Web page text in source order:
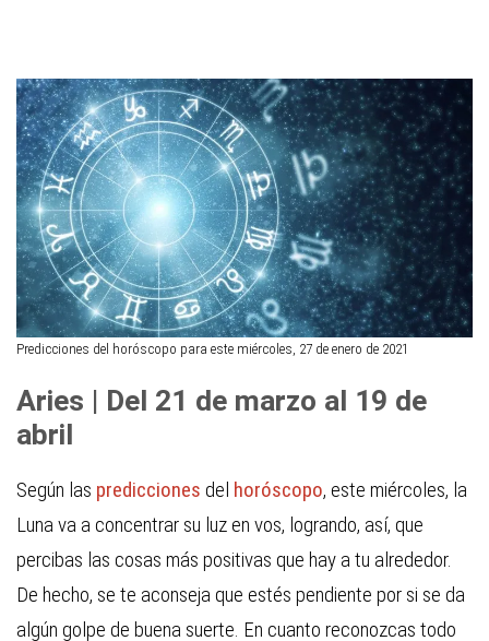
Predicciones del horóscopo para este miércoles, 27 de enero de 2021
Aries | Del 21 de marzo al 19 de
abril
Según las predicciones del horóscopo, este miércoles, la
Luna va a concentrar su luz en vos, logrando, así, que
percibas las cosas más positivas que hay a tu alrededor.
De hecho, se te aconseja que estés pendiente por si se da
algún golpe de buena suerte. En cuanto reconozcas todo